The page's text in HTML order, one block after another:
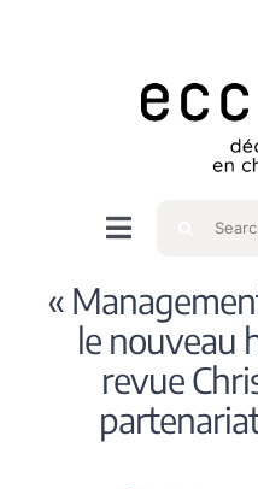
Navigation
bascule
Accueil
Qui sommes
«
le nouveau
revue